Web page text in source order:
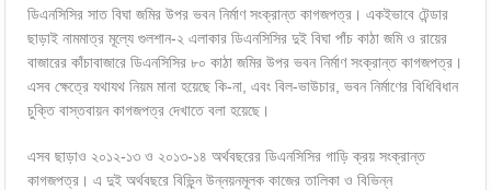
ডিএনসিসির সাত বিঘা জমির উপর ভবন নির্মাণ সংক্রান্ত কাগজপত্র। একইভাবে টেন্ডার
ছাড়াই নামমাত্র মূল্যে গুলশান-২ এলাকার ডিএনসিসির দুই বিঘা পাঁচ কাঠা জমি ও রায়ের
বাজারের কাঁচাবাজারে ডিএনসিসির ৮০ কাঠা জমির উপর ভবন নির্মাণ সংক্রান্ত কাগজপত্র।
এসব ক্ষেত্রে যথাযথ নিয়ম মানা হয়েছে কি-না, এবং বিল-ভাউচার, ভবন নির্মাণের বিধিবিধান
চুক্তি বাস্তবায়ন কাগজপত্র দেখাতে বলা হয়েছে।
এসব ছাড়াও ২০১২-১৩ ও ২০১৩-১৪ অর্থবছরের ডিএনসিসির গাড়ি ক্রয় সংক্রান্ত
কাগজপত্র। এ দুই অর্থবছরে বিভ্ন্নি উন্নয়নমূলক কাজের তালিকা ও বিভিন্ন